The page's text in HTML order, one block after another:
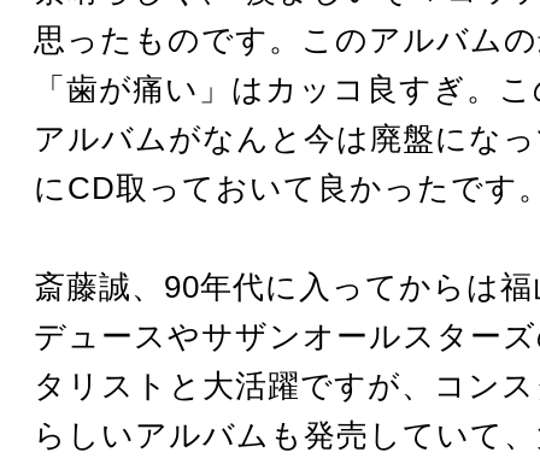
思ったものです。このアルバム
「歯が痛い」はカッコ良すぎ。
アルバムがなんと今は廃盤にな
にCD取っておいて良かったです
斎藤誠、90年代に入ってからは
デュースやサザンオールスター
タリストと大活躍ですが、コン
らしいアルバムも発売していて